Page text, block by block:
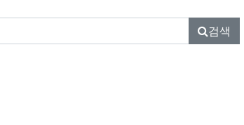
검색